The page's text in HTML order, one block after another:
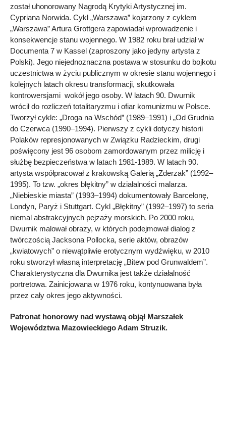
został uhonorowany Nagrodą Krytyki Artystycznej im.
Cypriana Norwida. Cykl „Warszawa” kojarzony z cyklem
„Warszawa” Artura Grottgera zapowiadał wprowadzenie i
konsekwencje stanu wojennego. W 1982 roku brał udział w
Documenta 7 w Kassel (zaproszony jako jedyny artysta z
Polski). Jego niejednoznaczna postawa w stosunku do bojkotu
uczestnictwa w życiu publicznym w okresie stanu wojennego i
kolejnych latach okresu transformacji, skutkowała
kontrowersjami wokół jego osoby. W latach 90. Dwurnik
wrócił do rozliczeń totalitaryzmu i ofiar komunizmu w Polsce.
Tworzył cykle: „Droga na Wschód” (1989–1991) i „Od Grudnia
do Czerwca (1990–1994). Pierwszy z cykli dotyczy historii
Polaków represjonowanych w Związku Radzieckim, drugi
poświęcony jest 96 osobom zamordowanym przez milicję i
służbę bezpieczeństwa w latach 1981-1989. W latach 90.
artysta współpracował z krakowską Galerią „Zderzak” (1992–
1995). To tzw. „okres błękitny” w działalności malarza.
„Niebieskie miasta” (1993–1994) dokumentowały Barcelonę,
Londyn, Paryż i Stuttgart. Cykl „Błękitny” (1992–1997) to seria
niemal abstrakcyjnych pejzaży morskich. Po 2000 roku,
Dwurnik malował obrazy, w których podejmował dialog z
twórczością Jacksona Pollocka, serie aktów, obrazów
„kwiatowych” o niewątpliwie erotycznym wydźwięku, w 2010
roku stworzył własną interpretację „Bitew pod Grunwaldem”.
Charakterystyczna dla Dwurnika jest także działalność
portretowa. Zainicjowana w 1976 roku, kontynuowana była
przez cały okres jego aktywności.
Patronat honorowy nad wystawą objął Marszałek
Województwa Mazowieckiego Adam Struzik.